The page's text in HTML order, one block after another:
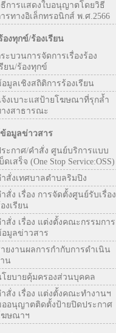
การแสดงใบอนุญาตโดยวิธี
รทางอิเล็กทรอนิกส์ พ.ศ.2566
องทุกข์/ร้องเรียน
ะบวนการจัดการเรื่องร้อง
ยน/ร้องทุกข์
มูลเชิงสถิติการร้องเรียน
จ้งเบาะแสป้ายโฆษณาที่รุกล้ำ
งสาธารณะ
อมูลข่าวสาร
ะกาศ/คำสั่ง ศูนย์บริการแบบ
ดเสร็จ (One Stop Service:OSS)
ำสั่งเทศบาลตำบลริมปิง
สั่ง เรื่อง การจัดตั้งศูนย์รับเรื่อง
งเรียน
สั่ง เรื่อง แต่งตั้งคณะกรรมการ
มูลข่าวสาร
ยงานผลการกำกับการดำเนิน
น
โยบายคุ้มครองส่วนบุคคล
สั่ง เรื่อง แต่งตั้งคณะทำงานฯ
อนุญาตติดตั้งป้ายปิดประกาศ
ฆษณาฯ